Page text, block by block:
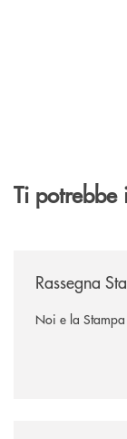
Ti potrebbe
Rassegna
Noi e la Stampa